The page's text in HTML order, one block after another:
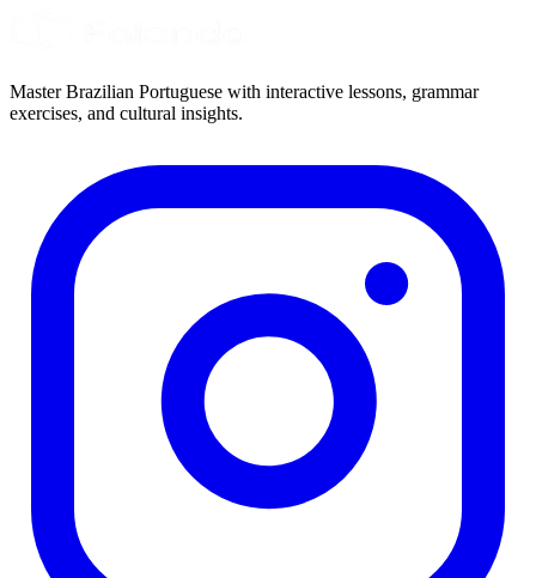
Master Brazilian Portuguese with interactive lessons, grammar
exercises, and cultural insights.